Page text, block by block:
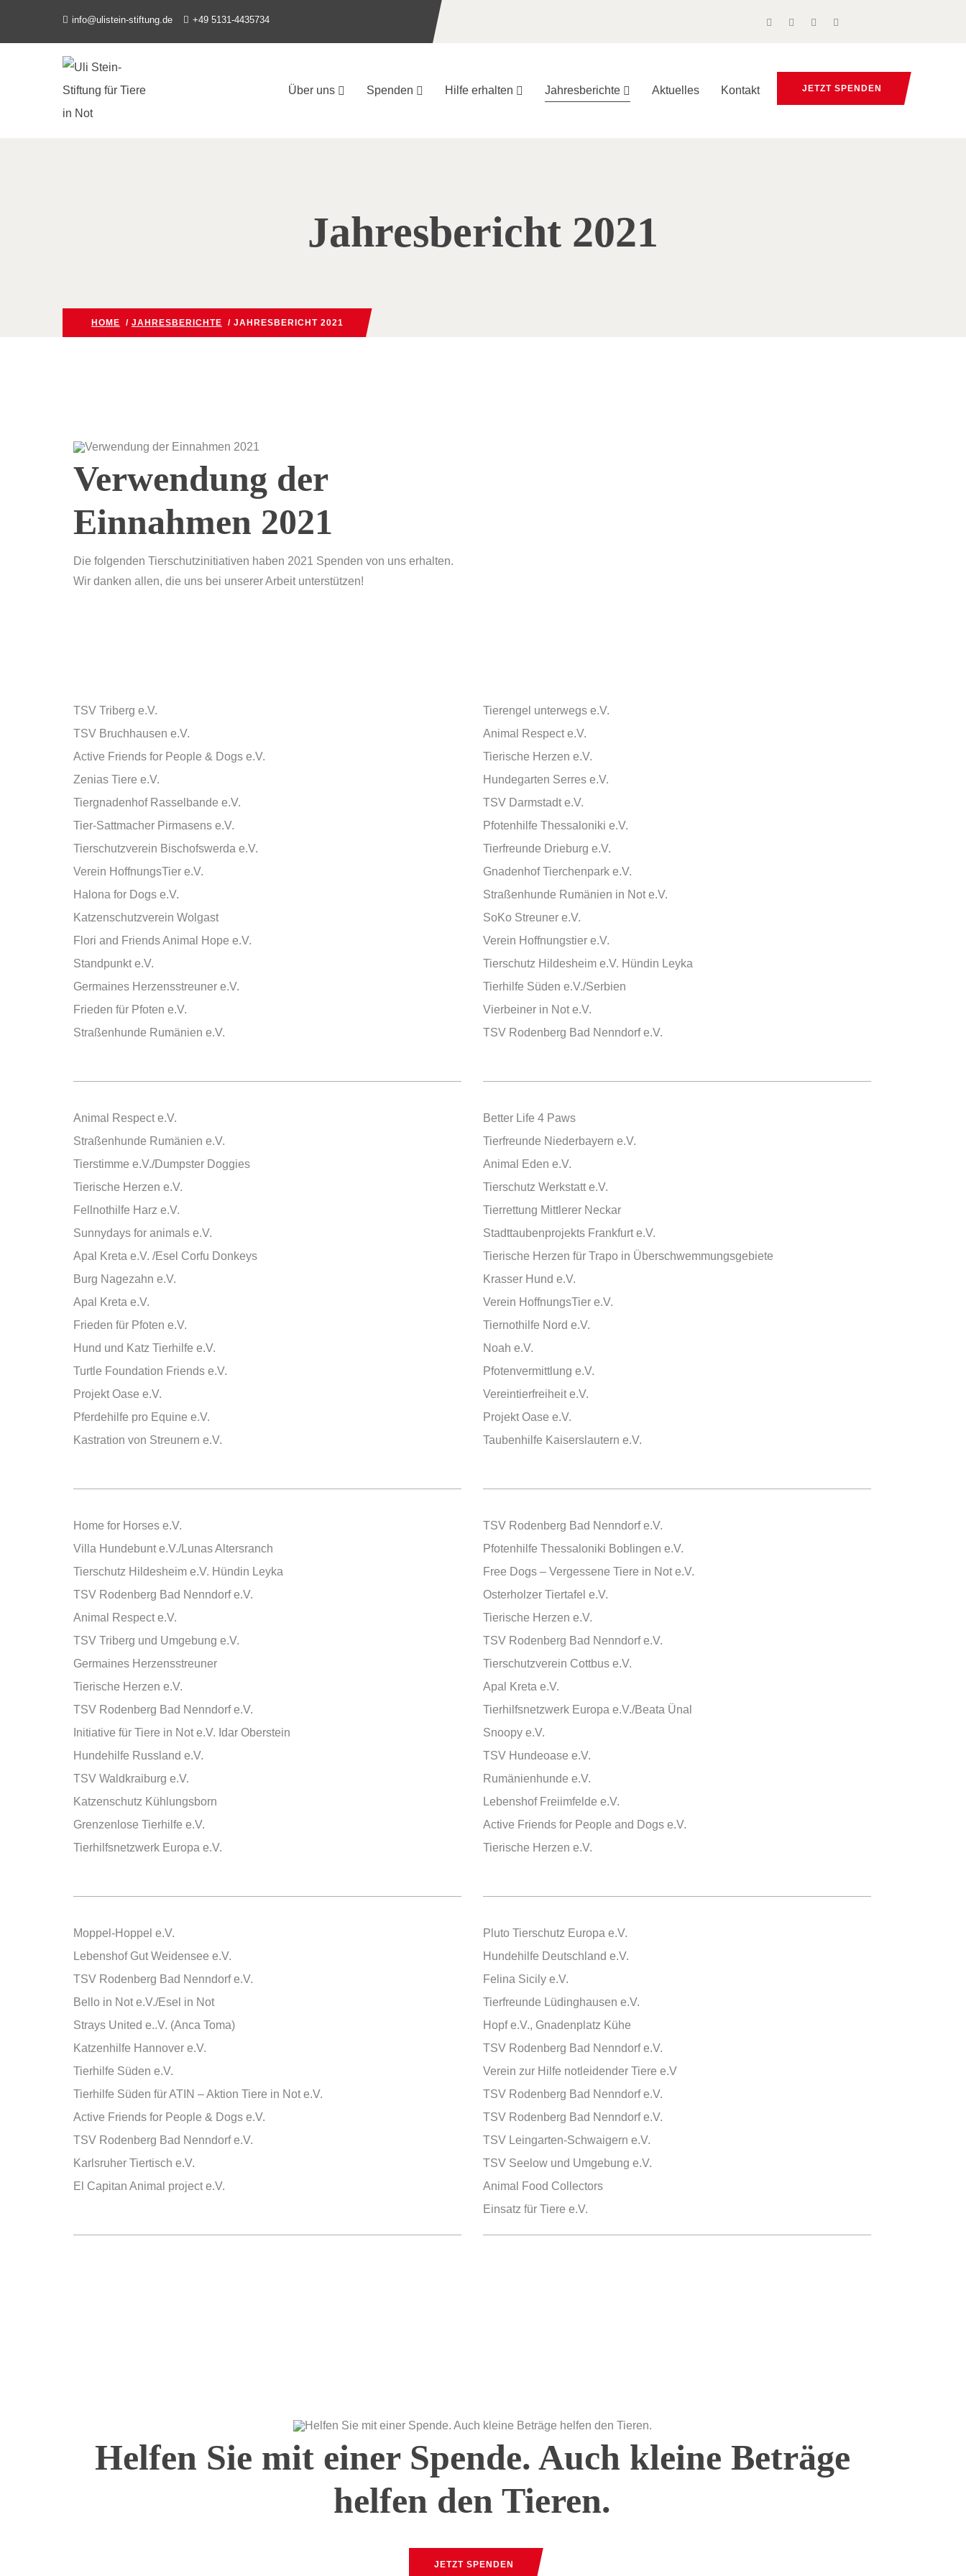
info@ulistein-stiftung.de +49 5131-4435734
Über uns Spenden Hilfe erhalten Jahresberichte Aktuelles Kontakt JETZT SPENDEN
Jahresbericht 2021
HOME / JAHRESBERICHTE / JAHRESBERICHT 2021
Verwendung der
Einnahmen 2021
Die folgenden Tierschutzinitiativen haben 2021 Spenden von uns erhalten.
Wir danken allen, die uns bei unserer Arbeit unterstützen!
TSV Triberg e.V.
TSV Bruchhausen e.V.
Active Friends for People & Dogs e.V.
Zenias Tiere e.V.
Tiergnadenhof Rasselbande e.V.
Tier-Sattmacher Pirmasens e.V.
Tierschutzverein Bischofswerda e.V.
Verein HoffnungsTier e.V.
Halona for Dogs e.V.
Katzenschutzverein Wolgast
Flori and Friends Animal Hope e.V.
Standpunkt e.V.
Germaines Herzensstreuner e.V.
Frieden für Pfoten e.V.
Straßenhunde Rumänien e.V.
Animal Respect e.V.
Straßenhunde Rumänien e.V.
Tierstimme e.V./Dumpster Doggies
Tierische Herzen e.V.
Fellnothilfe Harz e.V.
Sunnydays for animals e.V.
Apal Kreta e.V. /Esel Corfu Donkeys
Burg Nagezahn e.V.
Apal Kreta e.V.
Frieden für Pfoten e.V.
Hund und Katz Tierhilfe e.V.
Turtle Foundation Friends e.V.
Projekt Oase e.V.
Pferdehilfe pro Equine e.V.
Kastration von Streunern e.V.
Home for Horses e.V.
Villa Hundebunt e.V./Lunas Altersranch
Tierschutz Hildesheim e.V. Hündin Leyka
TSV Rodenberg Bad Nenndorf e.V.
Animal Respect e.V.
TSV Triberg und Umgebung e.V.
Germaines Herzensstreuner
Tierische Herzen e.V.
TSV Rodenberg Bad Nenndorf e.V.
Initiative für Tiere in Not e.V. Idar Oberstein
Hundehilfe Russland e.V.
TSV Waldkraiburg e.V.
Katzenschutz Kühlungsborn
Grenzenlose Tierhilfe e.V.
Tierhilfsnetzwerk Europa e.V.
Moppel-Hoppel e.V.
Lebenshof Gut Weidensee e.V.
TSV Rodenberg Bad Nenndorf e.V.
Bello in Not e.V./Esel in Not
Strays United e..V. (Anca Toma)
Katzenhilfe Hannover e.V.
Tierhilfe Süden e.V.
Tierhilfe Süden für ATIN – Aktion Tiere in Not e.V.
Active Friends for People & Dogs e.V.
TSV Rodenberg Bad Nenndorf e.V.
Karlsruher Tiertisch e.V.
El Capitan Animal project e.V.
Tierengel unterwegs e.V.
Animal Respect e.V.
Tierische Herzen e.V.
Hundegarten Serres e.V.
TSV Darmstadt e.V.
Pfotenhilfe Thessaloniki e.V.
Tierfreunde Drieburg e.V.
Gnadenhof Tierchenpark e.V.
Straßenhunde Rumänien in Not e.V.
SoKo Streuner e.V.
Verein Hoffnungstier e.V.
Tierschutz Hildesheim e.V. Hündin Leyka
Tierhilfe Süden e.V./Serbien
Vierbeiner in Not e.V.
TSV Rodenberg Bad Nenndorf e.V.
Better Life 4 Paws
Tierfreunde Niederbayern e.V.
Animal Eden e.V.
Tierschutz Werkstatt e.V.
Tierrettung Mittlerer Neckar
Stadttaubenprojekts Frankfurt e.V.
Tierische Herzen für Trapo in Überschwemmungsgebiete
Krasser Hund e.V.
Verein HoffnungsTier e.V.
Tiernothilfe Nord e.V.
Noah e.V.
Pfotenvermittlung e.V.
Vereintierfreiheit e.V.
Projekt Oase e.V.
Taubenhilfe Kaiserslautern e.V.
TSV Rodenberg Bad Nenndorf e.V.
Pfotenhilfe Thessaloniki Boblingen e.V.
Free Dogs – Vergessene Tiere in Not e.V.
Osterholzer Tiertafel e.V.
Tierische Herzen e.V.
TSV Rodenberg Bad Nenndorf e.V.
Tierschutzverein Cottbus e.V.
Apal Kreta e.V.
Tierhilfsnetzwerk Europa e.V./Beata Ünal
Snoopy e.V.
TSV Hundeoase e.V.
Rumänienhunde e.V.
Lebenshof Freiimfelde e.V.
Active Friends for People and Dogs e.V.
Tierische Herzen e.V.
Pluto Tierschutz Europa e.V.
Hundehilfe Deutschland e.V.
Felina Sicily e.V.
Tierfreunde Lüdinghausen e.V.
Hopf e.V., Gnadenplatz Kühe
TSV Rodenberg Bad Nenndorf e.V.
Verein zur Hilfe notleidender Tiere e.V
TSV Rodenberg Bad Nenndorf e.V.
TSV Rodenberg Bad Nenndorf e.V.
TSV Leingarten-Schwaigern e.V.
TSV Seelow und Umgebung e.V.
Animal Food Collectors
Einsatz für Tiere e.V.
Helfen Sie mit einer Spende. Auch kleine Beträge
helfen den Tieren.
JETZT SPENDEN